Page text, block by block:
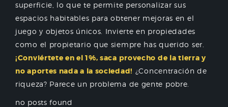
superficie, lo que te permite personalizar sus
espacios habitables para obtener mejoras en el
juego y objetos únicos. Invierte en propiedades
como el propietario que siempre has querido ser.
¡Conviértete en el 1%, saca provecho de la tierra y
no aportes nada a la sociedad! ¿Concentración de
riqueza? Parece un problema de gente pobre.
no posts found